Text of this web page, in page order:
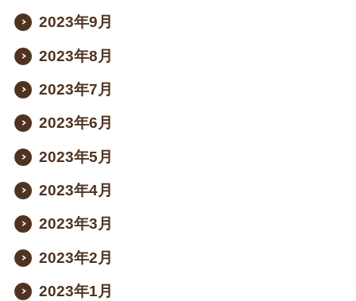
2023年9月
2023年8月
2023年7月
2023年6月
2023年5月
2023年4月
2023年3月
2023年2月
2023年1月